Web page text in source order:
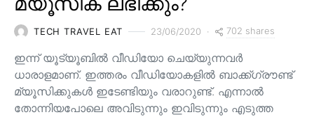
TECH TRAVEL EAT 23/06/2020 702 shares
ഇന്ന് യൂട്യൂബിൽ വീഡിയോ ചെയ്യുന്നവർ
ധാരാളമാണ്. ഇത്തരം വീഡിയോകളിൽ ബാക്ക്ഗ്രൗണ്ട്
മ്യൂസിക്കുകൾ ഇടേണ്ടിയും വരാറുണ്ട്. എന്നാൽ
തോന്നിയപോലെ അവിടുന്നും ഇവിടുന്നും എടുത്ത